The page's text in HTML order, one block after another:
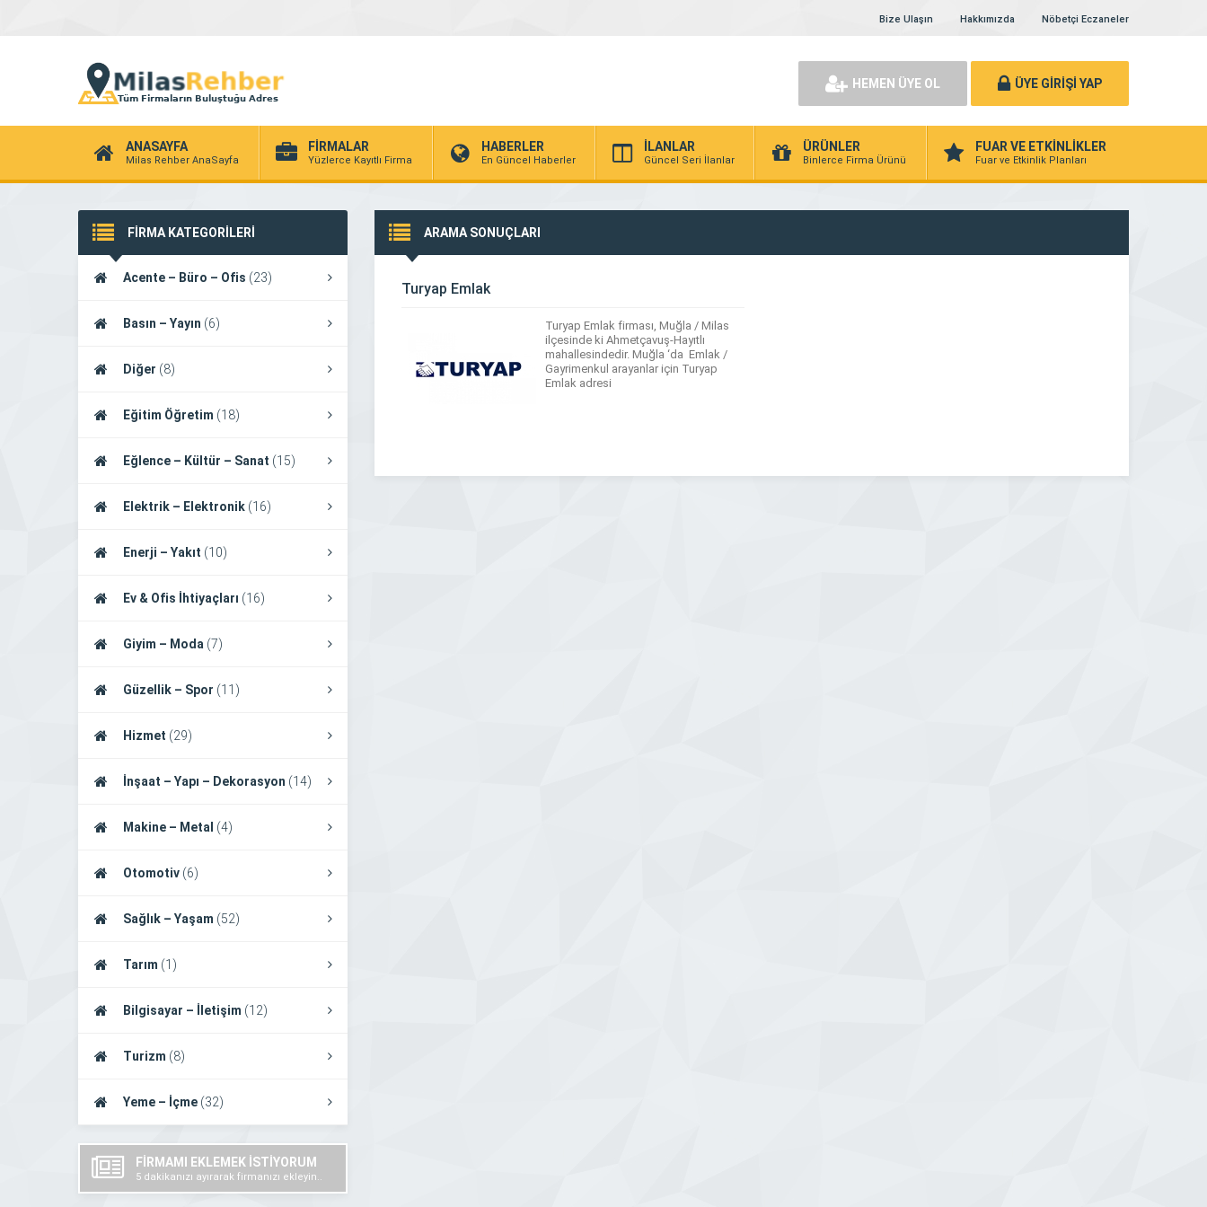
Bize Ulaşın Hakkımızda Nöbetçi Eczaneler
HEMEN ÜYE OL ÜYE GİRİŞİ YAP
ANASAYFA
Milas Rehber AnaSayfa
FİRMALAR
Yüzlerce Kayıtlı Firma
HABERLER
En Güncel Haberler
İLANLAR
Güncel Seri İlanlar
ÜRÜNLER
Binlerce Firma Ürünü
FUAR VE ETKİNLİKLER
Fuar ve Etkinlik Planları
FİRMA KATEGORİLERİ
Acente – Büro – Ofis (23)
Basın – Yayın (6)
Diğer (8)
Eğitim Öğretim (18)
Eğlence – Kültür – Sanat (15)
Elektrik – Elektronik (16)
Enerji – Yakıt (10)
Ev & Ofis İhtiyaçları (16)
Giyim – Moda (7)
Güzellik – Spor (11)
Hizmet (29)
İnşaat – Yapı – Dekorasyon (14)
Makine – Metal (4)
Otomotiv (6)
Sağlık – Yaşam (52)
Tarım (1)
Bilgisayar – İletişim (12)
Turizm (8)
Yeme – İçme (32)
FİRMAMI EKLEMEK İSTİYORUM
5 dakikanızı ayırarak firmanızı ekleyin..
ARAMA SONUÇLARI
Turyap Emlak
Turyap Emlak firması, Muğla / Milas
ilçesinde ki Ahmetçavuş-Hayıtlı
mahallesindedir. Muğla ‘da Emlak /
Gayrimenkul arayanlar için Turyap
Emlak adresi